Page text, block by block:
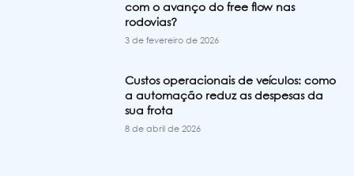
com o avanço do free flow nas
rodovias?
3 de fevereiro de 2026
Custos operacionais de veículos: como
a automação reduz as despesas da
sua frota
8 de abril de 2026